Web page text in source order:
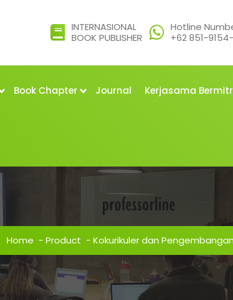
INTERNASIONAL
BOOK PUBLISHER
Hotline
+62 851-
Book Chapter Journal Kerjasama
Home - Product - Kokurikuler dan